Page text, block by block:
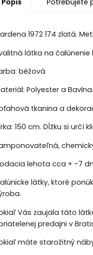
1972 174 zlatá.
látka na
béžová
Polyester a Bavlna.
tkanina a
150 cm. Dĺžku si určí
lehota cca + -7
látky, ktoré
Vás zaujala táto
predajni v
máte starožitný